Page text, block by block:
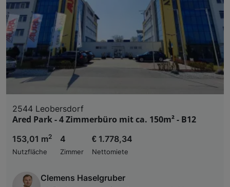
2544 Leobersdorf
Ared Park - 4 Zimmerbüro mit ca. 150m² - B12
153,01 m2
Nutzfläche
4
Zimmer
€ 1.778,34
Nettomiete
Clemens Haselgruber